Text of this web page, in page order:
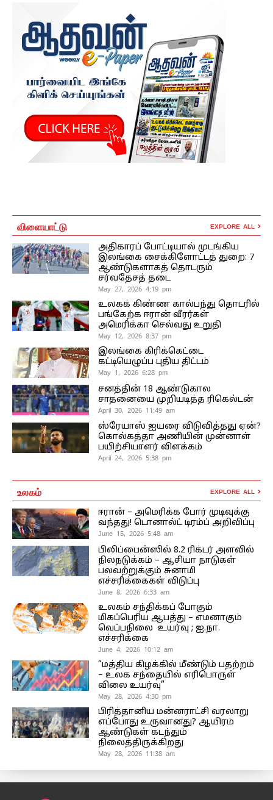
விளையாட்டு EXPLORE ALL
அதிகாரப் போட்டியால் முடங்கிய
இலங்கை சைக்கிளோட்டத் துறை: 7
ஆண்டுகளாகத் தொடரும்
சர்வதேசத் தடை
May 27, 2026 4:19 pm
உலகக் கிண்ண கால்பந்து தொடரில்
பங்கேற்க ஈரான் வீரர்கள்
அமெரிக்கா செல்வது உறுதி
May 12, 2026 8:37 pm
இலங்கை கிரிக்கெட்டை
கட்டியெழுப்ப புதிய திட்டம்
May 1, 2026 6:28 pm
சனத்தின் 18 ஆண்டுகால
சாதனையை முறியடித்த ரிகெல்டன்
April 30, 2026 11:49 am
ஸ்ரேயாஸ் ஐயரை விடுவித்தது ஏன்?
கொல்கத்தா அணியின் முன்னாள்
பயிற்சியாளர் விளக்கம்
April 24, 2026 5:38 pm
உலகம் EXPLORE ALL
ஈரான் – அமெரிக்க போர் முடிவுக்கு
வந்தது! டொனால்ட் டிரம்ப் அறிவிப்பு
June 15, 2026 5:48 am
பிலிப்பைன்ஸில் 8.2 ரிக்டர் அளவில்
நிலநடுக்கம் – ஆசியா நாடுகள்
பலவற்றுக்கும் சுனாமி
எச்சரிக்கைகள் விடுப்பு
June 8, 2026 6:33 am
உலகம் சந்திக்கப் போகும்
மிகப்பெரிய ஆபத்து – எமனாகும்
வெப்பநிலை உயர்வு ; ஐ.நா.
எச்சரிக்கை
June 4, 2026 10:12 am
“மத்திய கிழக்கில் மீண்டும் பதற்றம்
– உலக சந்தையில் எரிபொருள்
விலை உயர்வு”
May 28, 2026 4:30 pm
பிரித்தானிய மன்னராட்சி வரலாறு
எப்போது உருவானது? ஆயிரம்
ஆண்டுகள் கடந்தும்
நிலைத்திருக்கிறது
May 28, 2026 11:38 am